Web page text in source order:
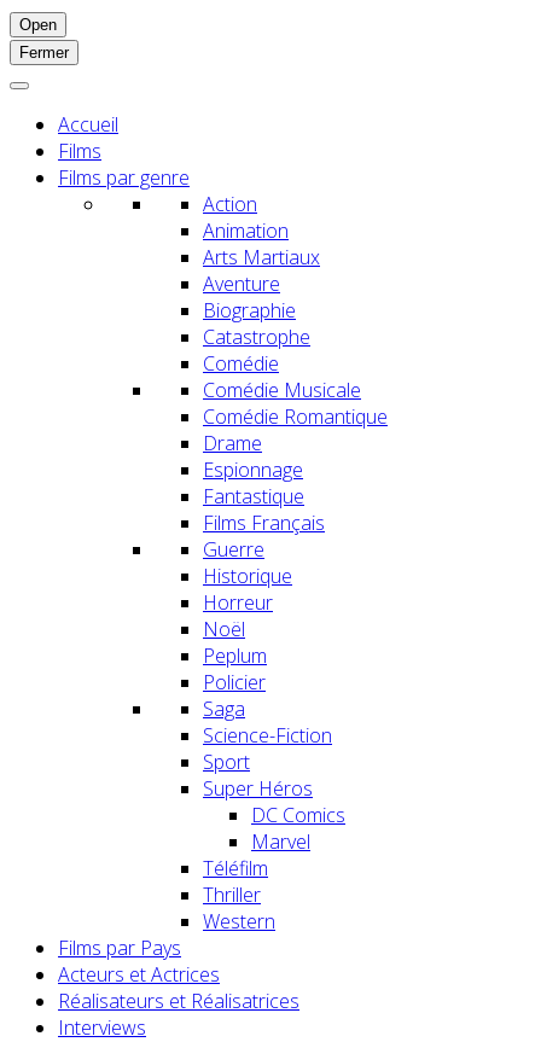
Open
Fermer
Accueil
Films
Films par genre
Action
Animation
Arts Martiaux
Aventure
Biographie
Catastrophe
Comédie
Comédie Musicale
Comédie Romantique
Drame
Espionnage
Fantastique
Films Français
Guerre
Historique
Horreur
Noël
Peplum
Policier
Saga
Science-Fiction
Sport
Super Héros
DC Comics
Marvel
Téléfilm
Thriller
Western
Films par Pays
Acteurs et Actrices
Réalisateurs et Réalisatrices
Interviews